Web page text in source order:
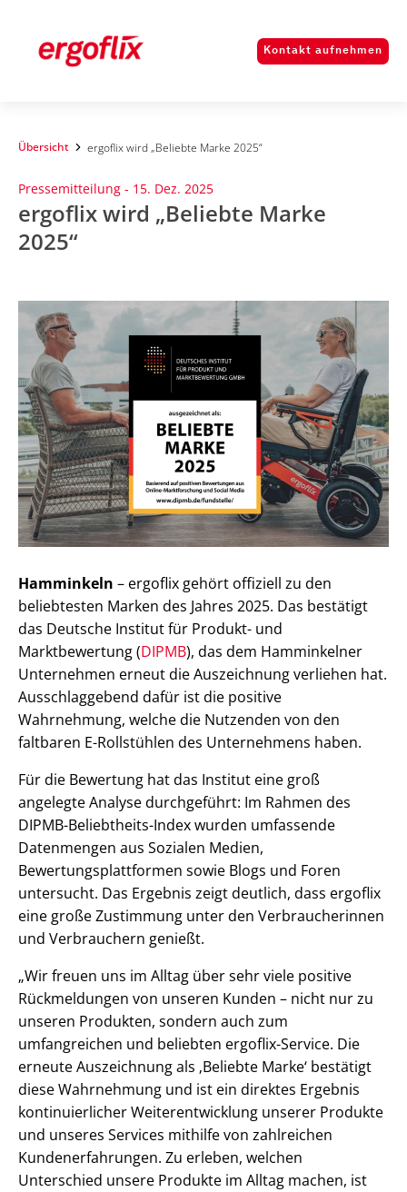
Kontakt aufnehmen
Übersicht ergoflix wird „Beliebte Marke 2025“
Pressemitteilung - 15. Dez. 2025
ergoflix wird „Beliebte Marke
2025“
Hamminkeln – ergoflix gehört offiziell zu den
beliebtesten Marken des Jahres 2025. Das bestätigt
das Deutsche Institut für Produkt- und
Marktbewertung (DIPMB), das dem Hamminkelner
Unternehmen erneut die Auszeichnung verliehen hat.
Ausschlaggebend dafür ist die positive
Wahrnehmung, welche die Nutzenden von den
faltbaren E-Rollstühlen des Unternehmens haben.
Für die Bewertung hat das Institut eine groß
angelegte Analyse durchgeführt: Im Rahmen des
DIPMB-Beliebtheits-Index wurden umfassende
Datenmengen aus Sozialen Medien,
Bewertungsplattformen sowie Blogs und Foren
untersucht. Das Ergebnis zeigt deutlich, dass ergoflix
eine große Zustimmung unter den Verbraucherinnen
und Verbrauchern genießt.
„Wir freuen uns im Alltag über sehr viele positive
Rückmeldungen von unseren Kunden – nicht nur zu
unseren Produkten, sondern auch zum
umfangreichen und beliebten ergoflix-Service. Die
erneute Auszeichnung als ‚Beliebte Marke‘ bestätigt
diese Wahrnehmung und ist ein direktes Ergebnis
kontinuierlicher Weiterentwicklung unserer Produkte
und unseres Services mithilfe von zahlreichen
Kundenerfahrungen. Zu erleben, welchen
Unterschied unsere Produkte im Alltag machen, ist